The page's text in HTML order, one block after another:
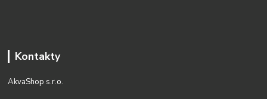
Kontakty
AkvaShop s.r.o.